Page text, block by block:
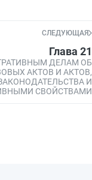
СЛЕДУЮЩАЯ
Глава 21
ДЕЛАМ ОБ
АКТОВ И АКТОВ,
И
СВОЙСТВАМИ